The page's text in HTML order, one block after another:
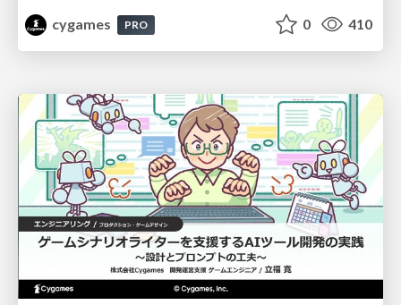
cygames
PRO 0 410